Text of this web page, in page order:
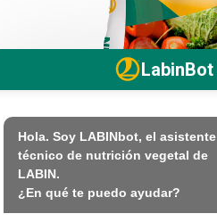
LABIN 20-20-20
LabinBot
Hola. Soy LABINbot, el asistente
técnico de nutrición vegetal de
LABIN.
¿En qué te puedo ayudar?